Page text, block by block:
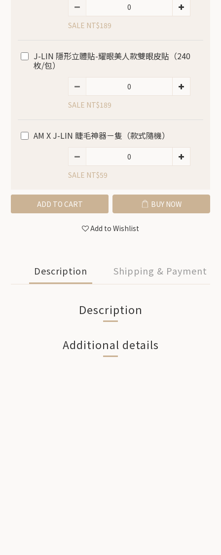
SALE NT$189
J-LIN 隱形立體貼-耀眼美人款雙眼皮貼（240
枚/包）
SALE NT$189
AM X J-LIN 睫毛神器ㄧ隻（款式隨機）
SALE NT$59
ADD TO CART BUY NOW
Add to Wishlist
Description Shipping & Payment
Description
Additional details